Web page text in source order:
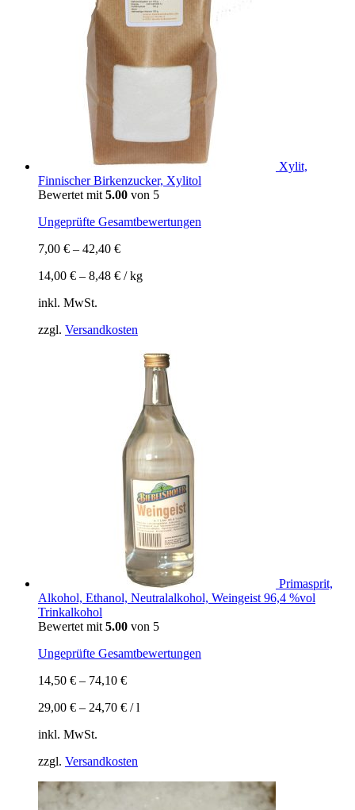
Xylit,
Finnischer Birkenzucker, Xylitol
Bewertet mit 5.00 von 5
Ungeprüfte Gesamtbewertungen
7,00 € – 42,40 €
14,00 € – 8,48 € /kg
inkl. MwSt.
zzgl. Versandkosten
Primasprit,
Alkohol, Ethanol, Neutralalkohol, Weingeist 96,4 %vol
Trinkalkohol
Bewertet mit 5.00 von 5
Ungeprüfte Gesamtbewertungen
14,50 € – 74,10 €
29,00 € – 24,70 € /l
inkl. MwSt.
zzgl. Versandkosten